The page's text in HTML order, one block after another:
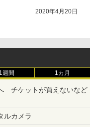
2020年4月20日
1週間 1カ月
チケットが買えないなど
ルカメラ